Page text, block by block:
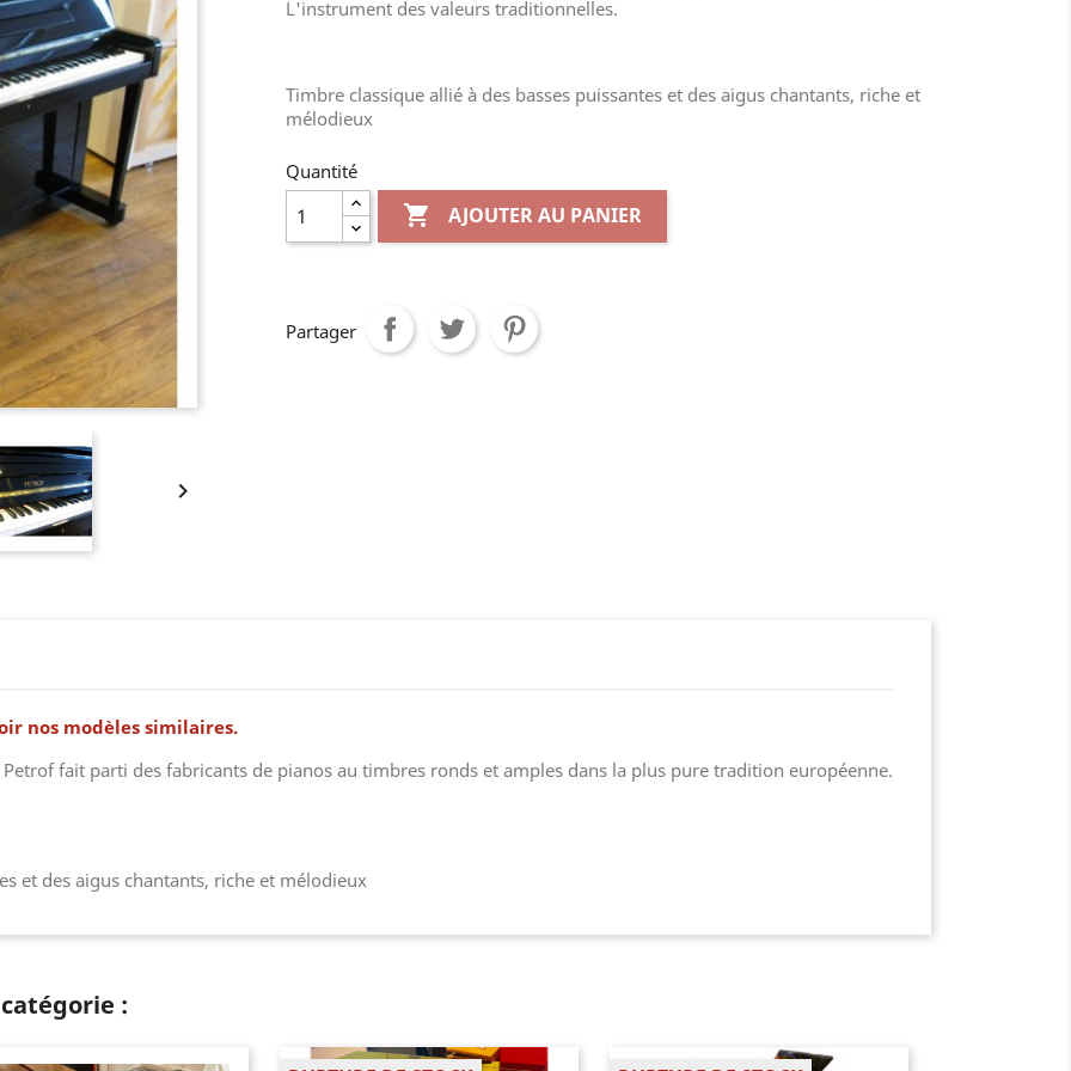

L'instrument des valeurs traditionnelles.
Timbre classique allié à des basses puissantes et des aigus chantants, riche et
mélodieux
Quantité
 AJOUTER AU PANIER
Partager
nos modèles similaires.
fait parti des fabricants de pianos au timbres ronds et amples dans la plus pure tradition européenne.
et des aigus chantants, riche et mélodieux
: